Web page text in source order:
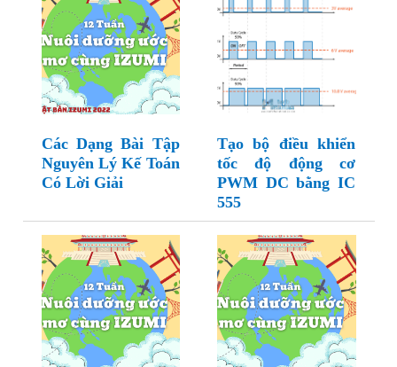
Các Dạng Bài Tập
Nguyên Lý Kế Toán
Có Lời Giải
Tạo bộ điều khiển
tốc độ động cơ
PWM DC bằng IC
555